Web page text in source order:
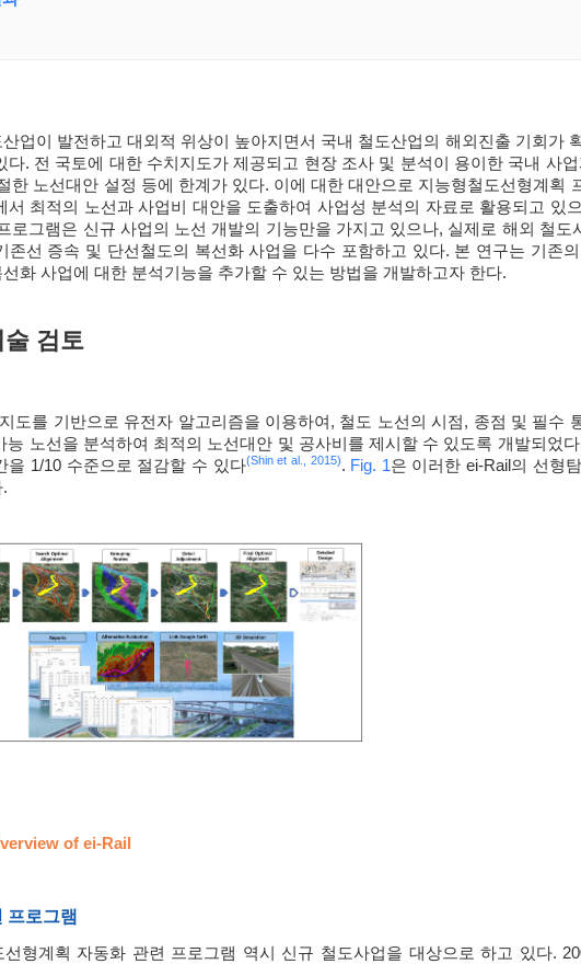
업이 발전하고 대외적 위상이 높아지면서 국내 철도산업의 해외진출 기회가
다. 전 국토에 대한 수치지도가 제공되고 현장 조사 및 분석이 용이한 국내 사
한 노선대안 설정 등에 한계가 있다. 이에 대한 대안으로 지능형철도선형계획
서 최적의 노선과 사업비 대안을 도출하여 사업성 분석의 자료로 활용되고 있
로그램은 신규 사업의 노선 개발의 기능만을 가지고 있으나, 실제로 해외 철도
존선 증속 및 단선철도의 복선화 사업을 다수 포함하고 있다. 본 연구는 기존
화 사업에 대한 분석기능을 추가할 수 있는 방법을 개발하고자 한다.
검토
도를 기반으로 유전자 알고리즘을 이용하여, 철도 노선의 시점, 종점 및 필수
능 노선을 분석하여 최적의 노선대안 및 공사비를 제시할 수 있도록 개발되었
을 1/10 수준으로 절감할 수 있다(Shin et al., 2015). Fig. 1은 이러한 ei-Rail의 선형
of ei-Rail
프로그램
선형계획 자동화 관련 프로그램 역시 신규 철도사업을 대상으로 하고 있다.